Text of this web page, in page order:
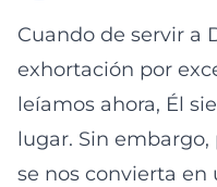
Cuando de servir a
exhortación por
leíamos ahora, Él
lugar. Sin
se nos convierta en